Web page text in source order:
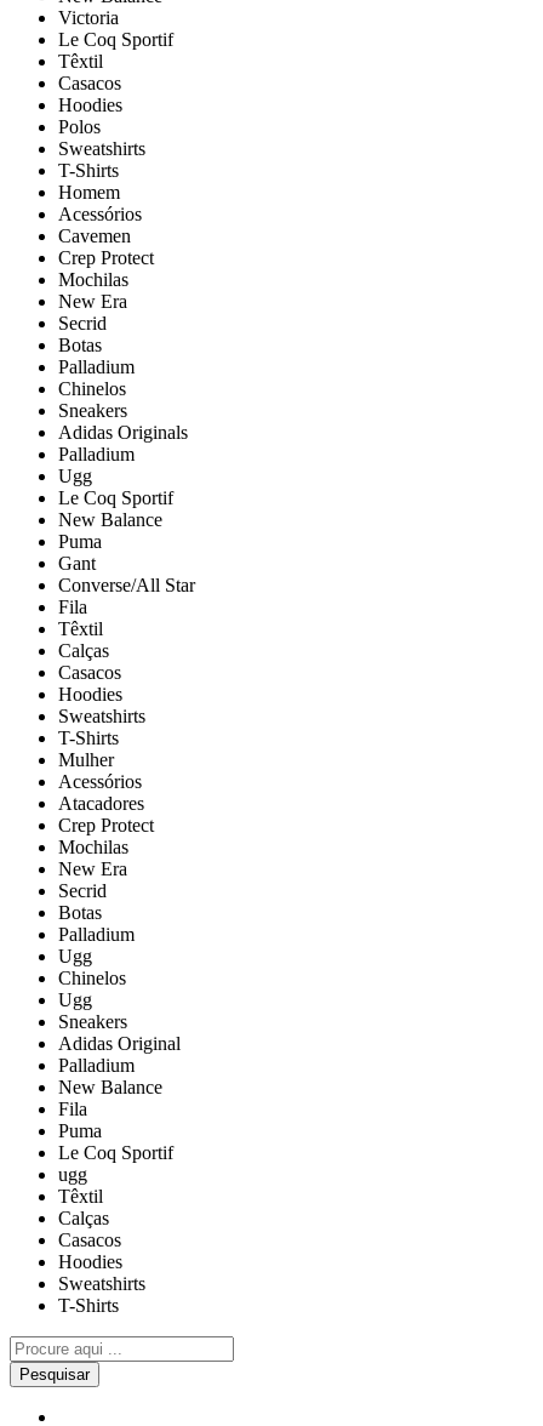
Victoria
Le Coq Sportif
Têxtil
Casacos
Hoodies
Polos
Sweatshirts
T-Shirts
Homem
Acessórios
Cavemen
Crep Protect
Mochilas
New Era
Secrid
Botas
Palladium
Chinelos
Sneakers
Adidas Originals
Palladium
Ugg
Le Coq Sportif
New Balance
Puma
Gant
Converse/All Star
Fila
Têxtil
Calças
Casacos
Hoodies
Sweatshirts
T-Shirts
Mulher
Acessórios
Atacadores
Crep Protect
Mochilas
New Era
Secrid
Botas
Palladium
Ugg
Chinelos
Ugg
Sneakers
Adidas Original
Palladium
New Balance
Fila
Puma
Le Coq Sportif
ugg
Têxtil
Calças
Casacos
Hoodies
Sweatshirts
T-Shirts
Pesquisar